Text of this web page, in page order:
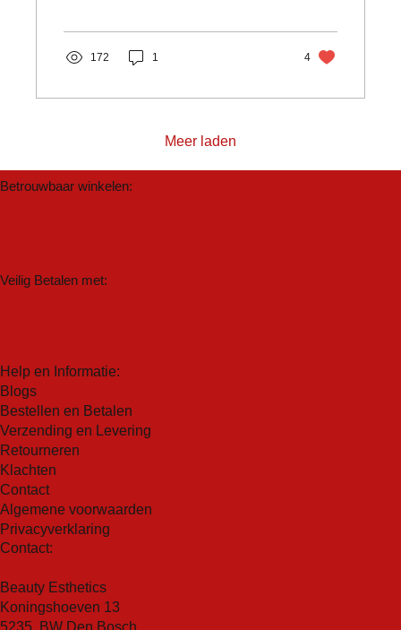
172 1 4
Meer laden
Help en Informatie:
Blogs
Bestellen en Betalen
Verzending en Levering
Retourneren
Klachten
Contact
Algemene voorwaarden
Privacyverklaring
Contact:
Beauty Esthetics
Koningshoeven 13
Veilig Betalen met:
Betrouwbaar winkelen: